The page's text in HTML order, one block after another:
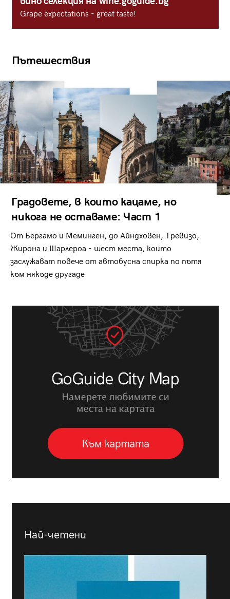
Grape expectations - great taste!
Пътешествия
Градовете, в които кацаме, но
никога не оставаме: Част 1
От Бергамо и Меминген, до Айндховен, Тревизо,
Жирона и Шарлероа - шест места, които
заслужават повече от автобусна спирка по пътя
към някъде другаде
Най-четени